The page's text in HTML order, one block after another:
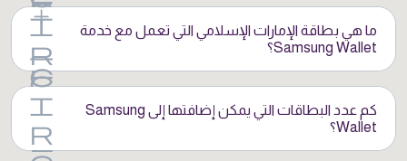
ما هي بطاقة الإمارات الإسلامي التي تعمل مع خدمة
Samsung Wallet؟
كم عدد البطاقات التي يمكن إضافتها إلى Samsung
Wallet؟